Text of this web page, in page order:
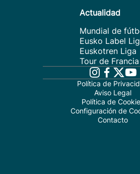
Actualidad
Mundial de
Eusko Label
Euskotren Liga
Tour de Francia
Política de
Aviso Legal
Política de
Configuración de
Contacto